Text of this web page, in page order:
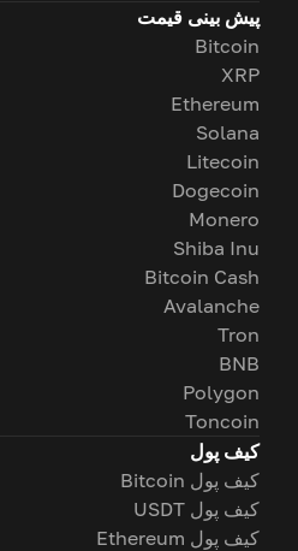
پیش بینی قیمت
Bitcoin
XRP
Ethereum
Solana
Litecoin
Dogecoin
Monero
Shiba Inu
Bitcoin Cash
Avalanche
Tron
BNB
Polygon
Toncoin
کیف پول
کیف پول Bitcoin
کیف پول USDT
کیف پول Ethereum